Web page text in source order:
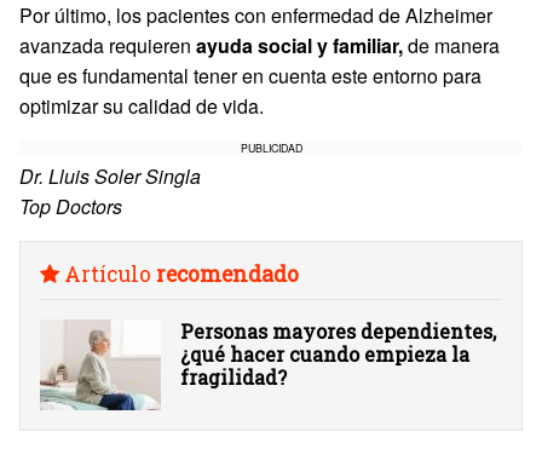
Por último, los pacientes con enfermedad de Alzheimer
avanzada requieren ayuda social y familiar,de manera
que es fundamental tener en cuenta este entorno para
optimizar su calidad de vida.
PUBLICIDAD
Dr. Lluis Soler Singla
Top Doctors
Artículo recomendado
Personas mayores dependientes,
¿qué hacer cuando empieza la
fragilidad?